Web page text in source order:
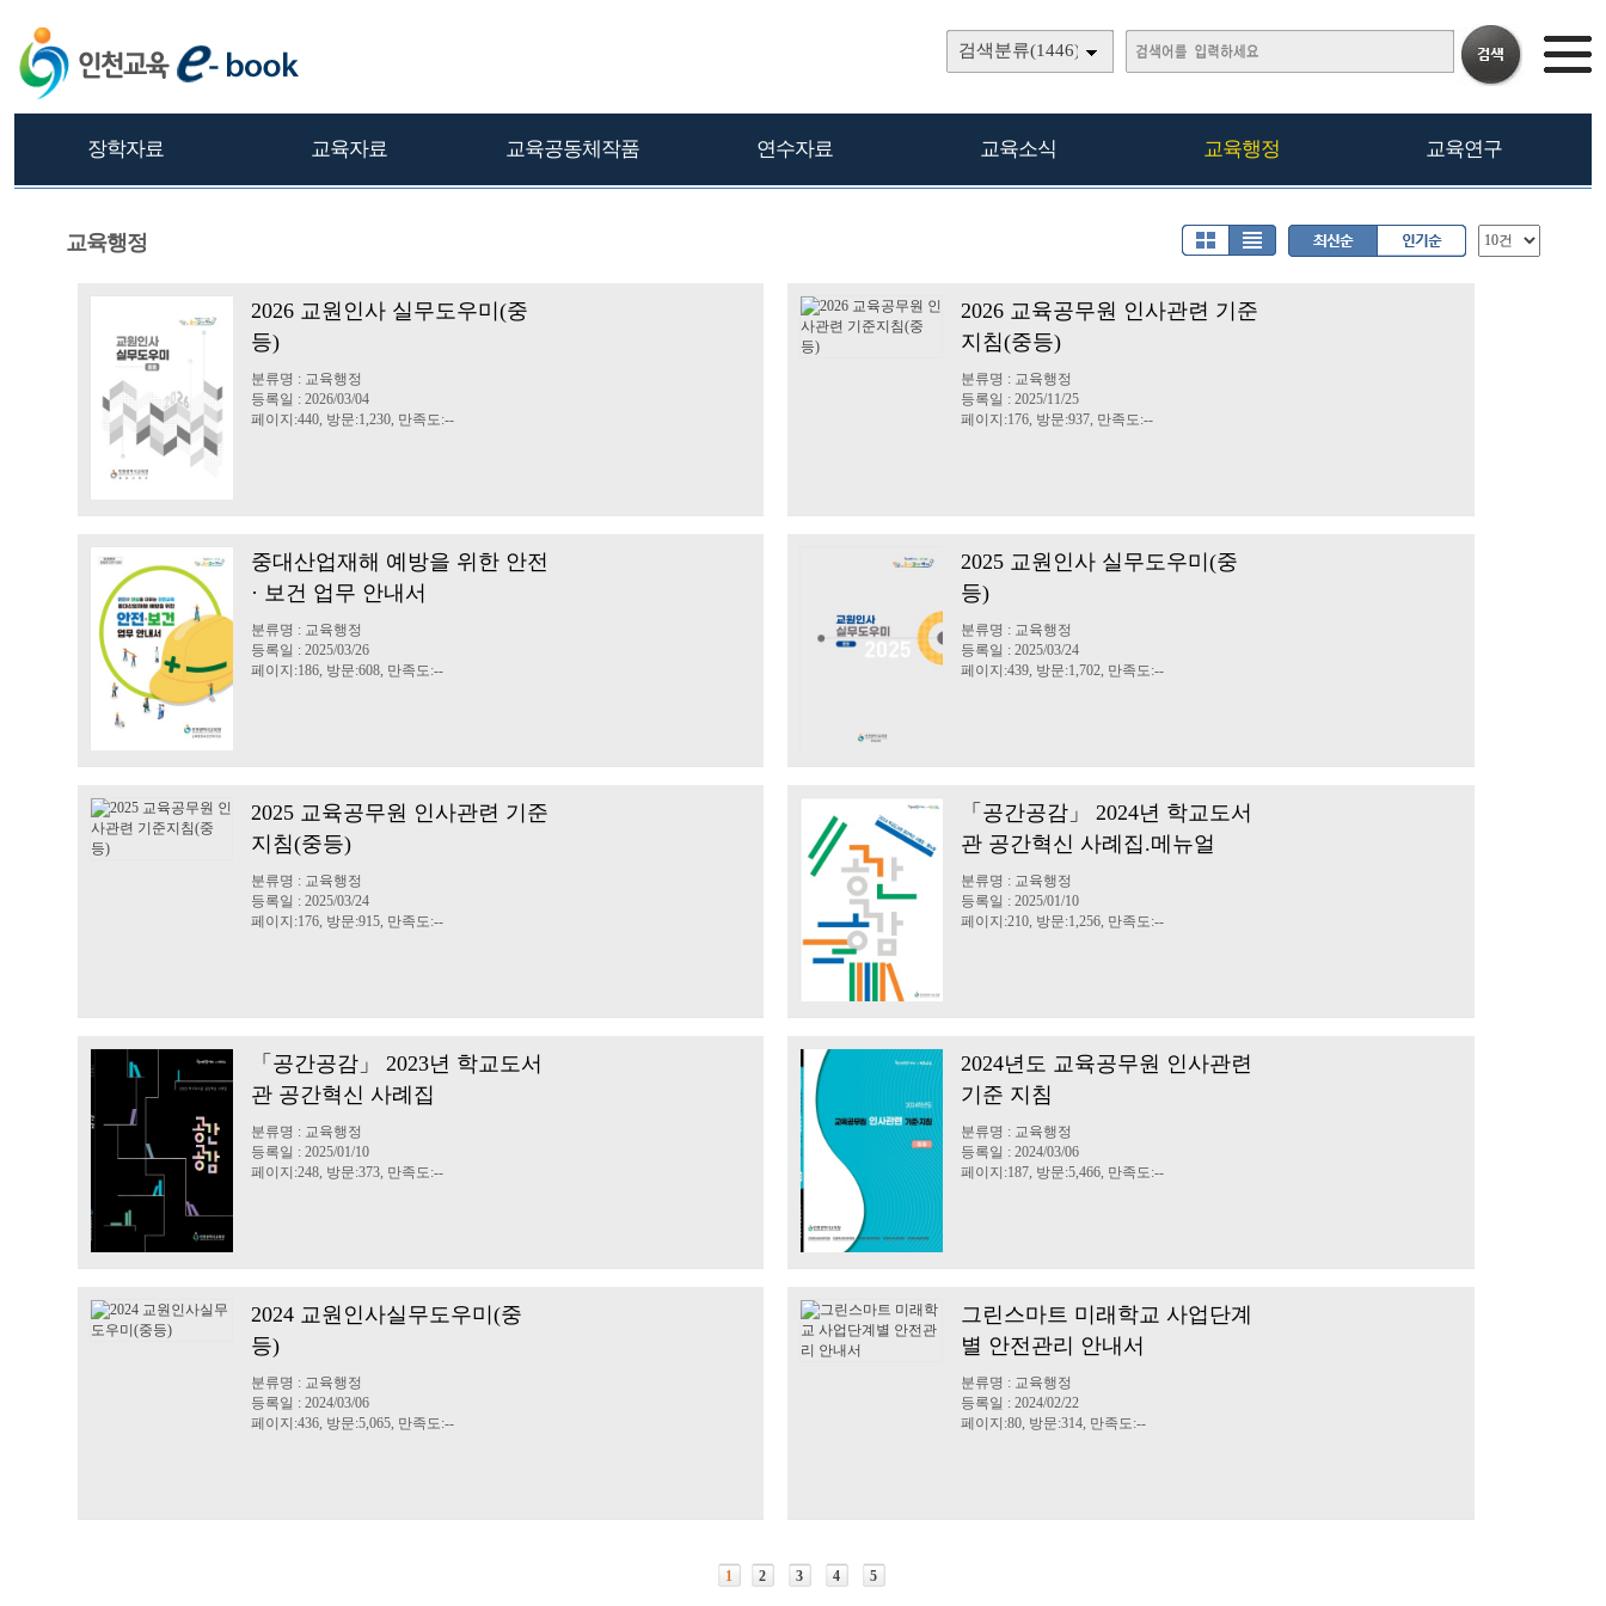
검색분류(1446)
장학자료 교육자료 교육공동체작품 연수자료 교육소식 교육행정 교육연구
교육행정
2026 교원인사 실무도우미(중
등)
분류명 : 교육행정
등록일 : 2026/03/04
페이지:440, 방문:1,230, 만족도:--
2026 교육공무원 인사관련 기준
지침(중등)
분류명 : 교육행정
등록일 : 2025/11/25
페이지:176, 방문:937, 만족도:--
중대산업재해 예방을 위한 안전
· 보건 업무 안내서
분류명 : 교육행정
등록일 : 2025/03/26
페이지:186, 방문:608, 만족도:--
2025 교원인사 실무도우미(중
등)
분류명 : 교육행정
등록일 : 2025/03/24
페이지:439, 방문:1,702, 만족도:--
2025 교육공무원 인사관련 기준
지침(중등)
분류명 : 교육행정
등록일 : 2025/03/24
페이지:176, 방문:915, 만족도:--
「공간공감」 2024년 학교도서
관 공간혁신 사례집.메뉴얼
분류명 : 교육행정
등록일 : 2025/01/10
페이지:210, 방문:1,256, 만족도:--
「공간공감」 2023년 학교도서
관 공간혁신 사례집
분류명 : 교육행정
등록일 : 2025/01/10
페이지:248, 방문:373, 만족도:--
2024년도 교육공무원 인사관련
기준 지침
분류명 : 교육행정
등록일 : 2024/03/06
페이지:187, 방문:5,466, 만족도:--
2024 교원인사실무도우미(중
등)
분류명 : 교육행정
등록일 : 2024/03/06
페이지:436, 방문:5,065, 만족도:--
그린스마트 미래학교 사업단계
별 안전관리 안내서
분류명 : 교육행정
등록일 : 2024/02/22
페이지:80, 방문:314, 만족도:--
1 2 3 4 5